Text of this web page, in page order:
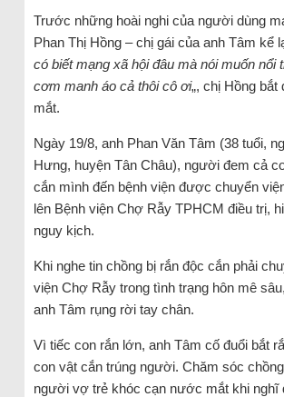
Trước những hoài nghi của người dùng
Phan Thị Hồng – chị gái của anh Tâm kể
có biết mạng xã hội đâu mà nói muốn nổi
cơm manh áo cả thôi cô ơi„, chị Hồng
mắt.
Ngày 19/8, anh Phan Văn Tâm (38 tuổi,
Hưng, huyện Tân Châu), người đem cả
cắn mình đến bệnh viện được chuyển
lên Bệnh viện Chợ Rẫy TPHCM điều trị,
nguy kịch.
Khi nghe tin chồng bị rắn độc cắn phải
viện Chợ Rẫy trong tình trạng hôn mê
anh Tâm rụng rời tay chân.
Vì tiếc con rắn lớn, anh Tâm cố đuổi bắt
con vật cắn trúng người. Chăm sóc
người vợ trẻ khóc cạn nước mắt khi nghĩ